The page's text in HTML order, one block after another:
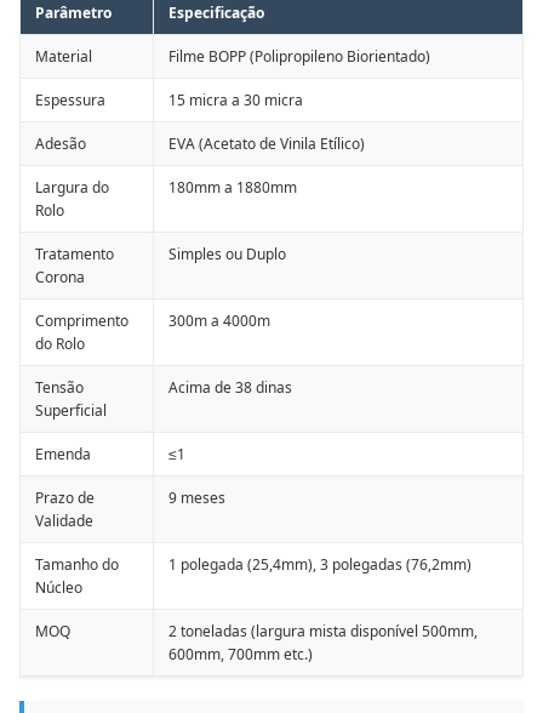
Parâmetro Especificação
Material Filme BOPP (Polipropileno Biorientado)
Espessura 15 micra a 30 micra
Adesão EVA (Acetato de Vinila Etílico)
Largura do
Rolo
180mm a 1880mm
Tratamento
Corona
Simples ou Duplo
Comprimento
do Rolo
300m a 4000m
Tensão
Superficial
Acima de 38 dinas
Emenda ≤1
Prazo de
Validade
9 meses
Tamanho do
Núcleo
1 polegada (25,4mm), 3 polegadas (76,2mm)
MOQ
2 toneladas (largura mista disponível 500mm,
600mm, 700mm etc.)